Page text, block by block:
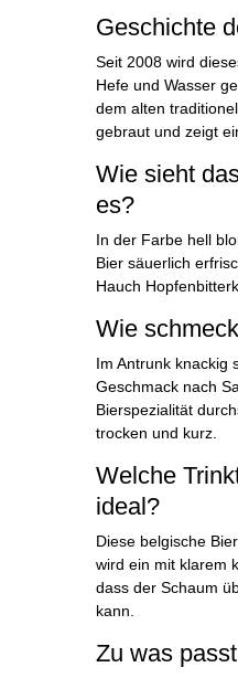
Geschichte
Seit 2008 wird
Hefe und Wasser
dem alten
gebraut und zeigt
Wie sieht
es?
In der Farbe hell
Bier säuerlich
Hauch
Wie
Im Antrunk knackig
Geschmack nach
Bierspezialität
trocken und kurz.
Welche
ideal?
Diese belgische
wird ein mit klarem
dass der Schaum
kann.
Zu was